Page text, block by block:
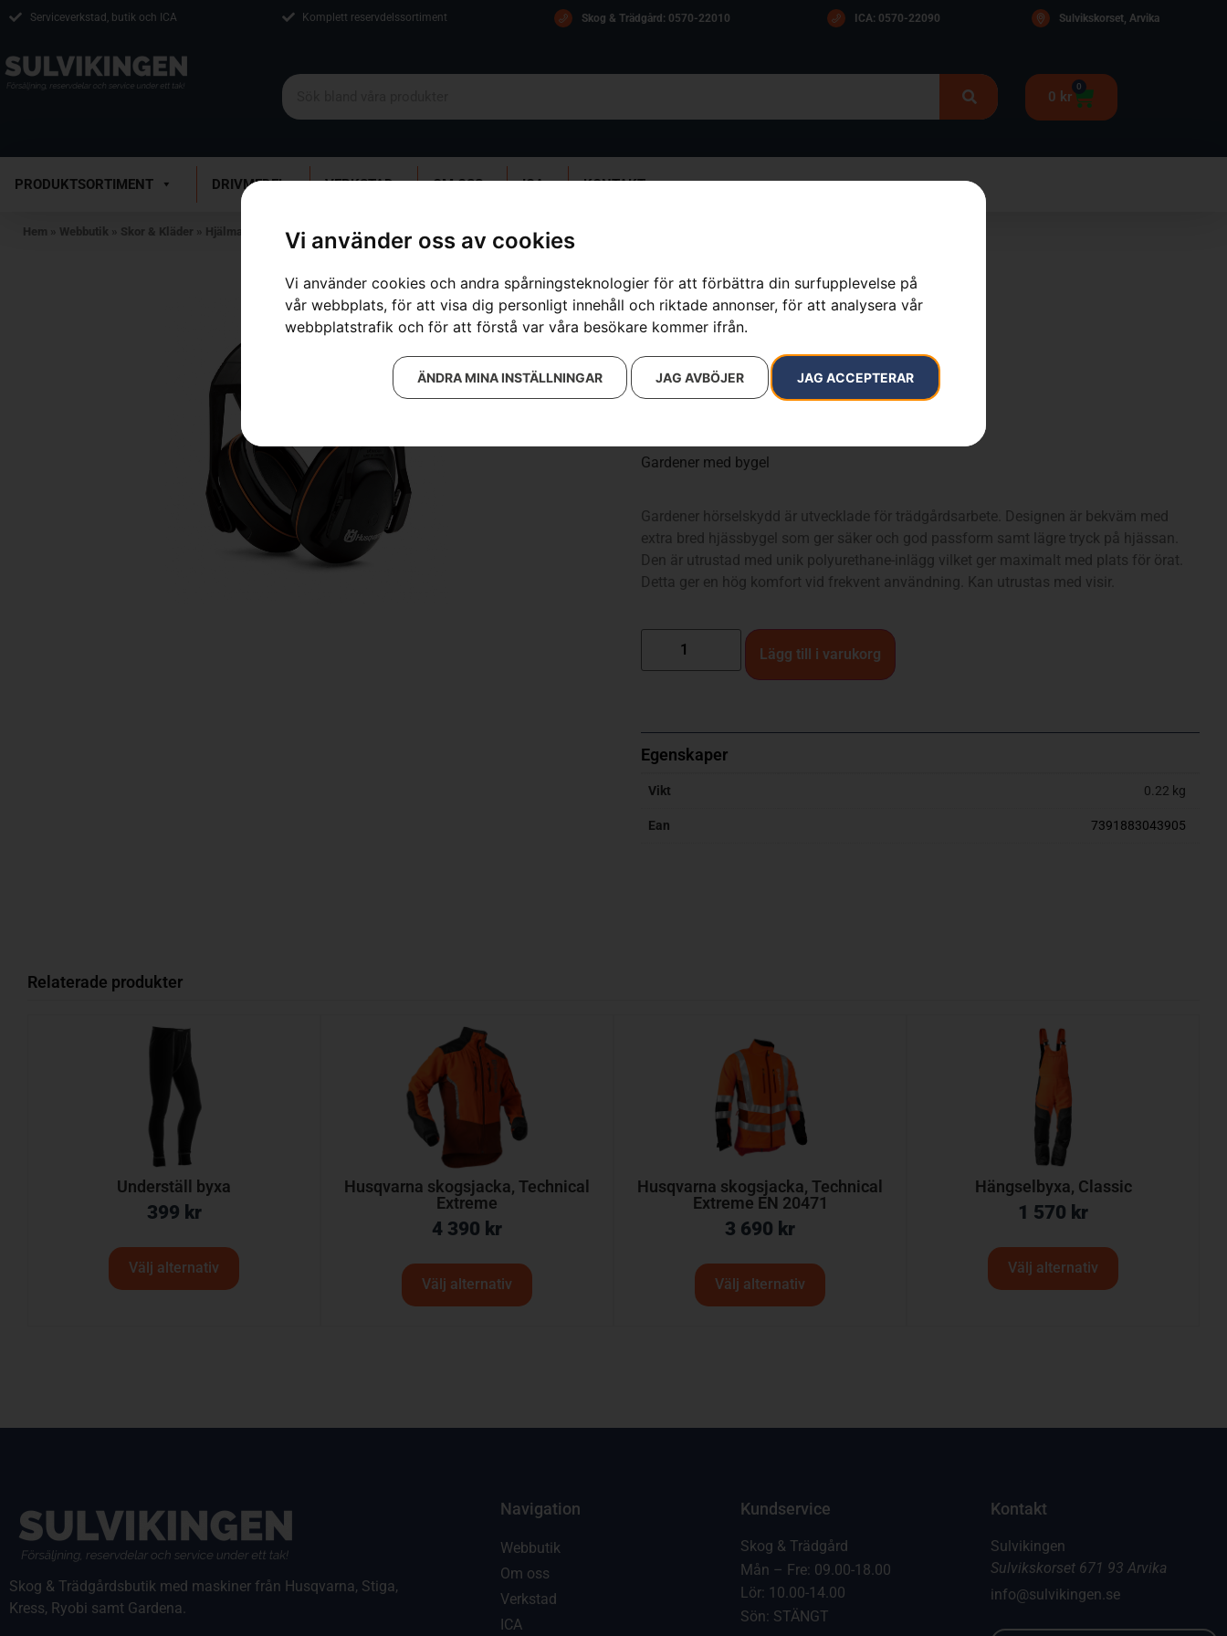
Vi använder oss av cookies
Vi använder cookies och andra spårningsteknologier för att förbättra din surfupplevelse på
vår webbplats, för att visa dig personligt innehåll och riktade annonser, för att analysera vår
webbplatstrafik och för att förstå var våra besökare kommer ifrån.
JAG ACCEPTERAR
JAG AVBÖJER
ÄNDRA MINA INSTÄLLNINGAR
Serviceverkstad, butik och ICA Komplett reservdelssortiment Skog & Trädgård: 0570-22010 ICA: 0570-22090 Sulvikskorset, Arvika
0 kr
0
PRODUKTSORTIMENT DRIVMEDEL VERKSTAD OM OSS ICA KONTAKT
Hem » Webbutik » Skor & Kläder » Hjälmar Hörselskydd Hörselskydd Gardener
Hörselskydd Gardener
Kategorier:Hjälmar,Hörselskydd,Skor & Kläder
Varumärken:Husqvarna
Gardener med bygel
Gardener hörselskydd är utvecklade för trädgårdsarbete. Designen är bekväm med
extra bred hjässbygel som ger säker och god passform samt lägre tryck på hjässan.
Den är utrustad med unik polyurethane-inlägg vilket ger maximalt med plats för örat.
Detta ger en hög komfort vid frekvent användning. Kan utrustas med visir.
Lägg till i varukorg
Egenskaper
Vikt 0.22 kg
Ean 7391883043905
Relaterade produkter
Underställ byxa
399 kr
Välj alternativ
Husqvarna skogsjacka, Technical
Extreme
4 390 kr
Välj alternativ
Husqvarna skogsjacka, Technical
Extreme EN 20471
3 690 kr
Välj alternativ
Hängselbyxa, Classic
1 570 kr
Välj alternativ
Skog & Trädgårdsbutik med maskiner från Husqvarna, Stiga,
Kress, Ryobi samt Gardena.
Navigation
Webbutik
Om oss
Verkstad
ICA
Kundservice
Skog & Trädgård
Mån – Fre: 09.00-18.00
Lör: 10.00-14.00
Sön: STÄNGT
Kontakt
Sulvikingen
Sulvikskorset 671 93 Arvika
info@sulvikingen.se